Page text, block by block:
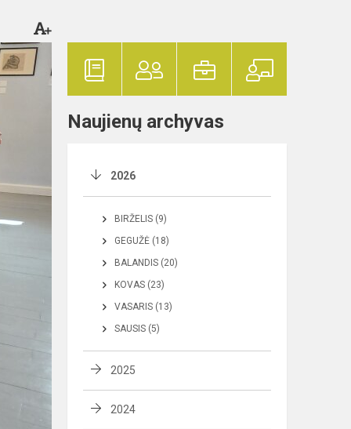
Naujienų archyvas
2026
BIRŽELIS (9)
GEGUŽĖ (18)
BALANDIS (20)
KOVAS (23)
VASARIS (13)
SAUSIS (5)
2025
2024